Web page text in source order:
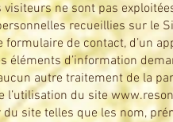
visiteurs ne sont pas
recueillies sur le
formulaire de contact, d’un
éléments d’information
autre traitement de la
l’utilisation du site
du site telles que les nom,